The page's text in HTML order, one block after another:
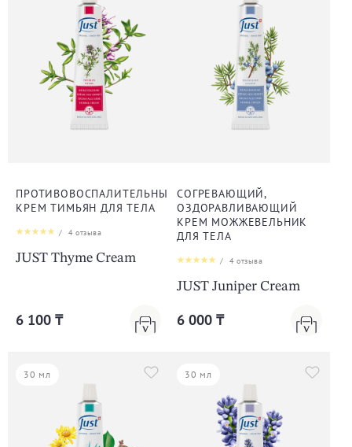
ПРОТИВОВОСПАЛИТЕЛЬНЫЙ
КРЕМ ТИМЬЯН ДЛЯ ТЕЛА
/ 4отзыва
JUST Thyme Cream
6 100 ₸
СОГРЕВАЮЩИЙ,
ОЗДОРАВЛИВАЮЩИЙ
КРЕМ МОЖЖЕВЕЛЬНИК
ДЛЯ ТЕЛА
/ 4отзыва
JUST Juniper Cream
6 000 ₸
30 мл 30 мл